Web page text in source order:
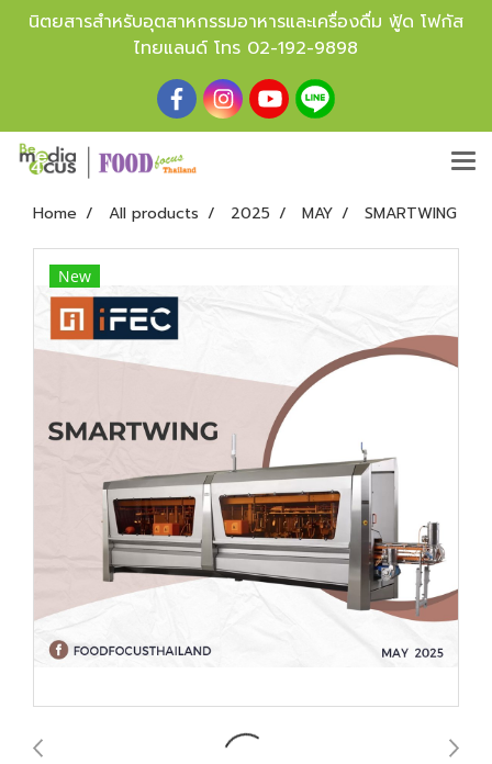
นิตยสารสำหรับอุตสาหกรรมอาหารและเครื่องดื่ม ฟู้ด โฟกัส
ไทยแลนด์ โทร 02-192-9898
Home All products 2025 MAY SMARTWING
New